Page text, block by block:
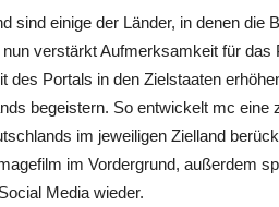
sind einige der Länder, in denen die
verstärkt Aufmerksamkeit für das
des Portals in den Zielstaaten
begeistern. So entwickelt mc eine
im jeweiligen Zielland
im Vordergrund, außerdem
Media wieder.